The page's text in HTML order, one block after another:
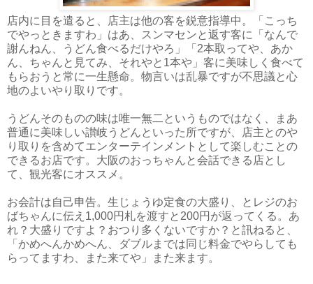
店内に目を遣ると、店主は他の客を鋭意指導中。「こっち
でやっときますわ」はあ、スンマセンと返す客に「なんで
謝んねん、うどん食べるだけやろ」「2本取ってや、あか
ん、ちゃんと見てみ、それやと1本や」客に美味しく食べて
もらおうと常に一生懸命。物言いは乱暴ですが不思議と心
地のよいやり取りです。
うどんそのものの味は唯一無二というものではなく、まあ
普通に美味しい讃岐うどんといった所ですが、店主とのや
り取りを含めてエンターテインメントとして楽しむことの
できるお店です。大阪のおっちゃんと会話できる店とし
て、観光客にオススメ。
お会計は自己申告。生じょうゆ定食の大盛り、とレジのお
ばちゃんに伝え1,000円札を渡すと200円が返ってくる。あ
れ？大盛りですよ？おつり多くないですか？と訊ねると、
「かめへんかめへん、ダブルまでは同じ料金でやらしても
らってますわ、また来てや」また来ます。